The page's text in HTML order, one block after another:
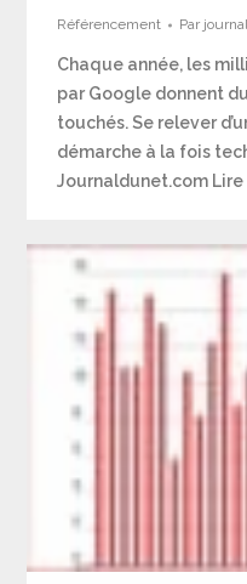
Référencement Par
Chaque année, les
par Google donnent
touchés. Se relever
démarche à la fois
Journaldunet.com